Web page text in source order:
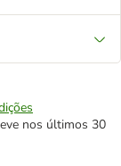
nos últimos 30